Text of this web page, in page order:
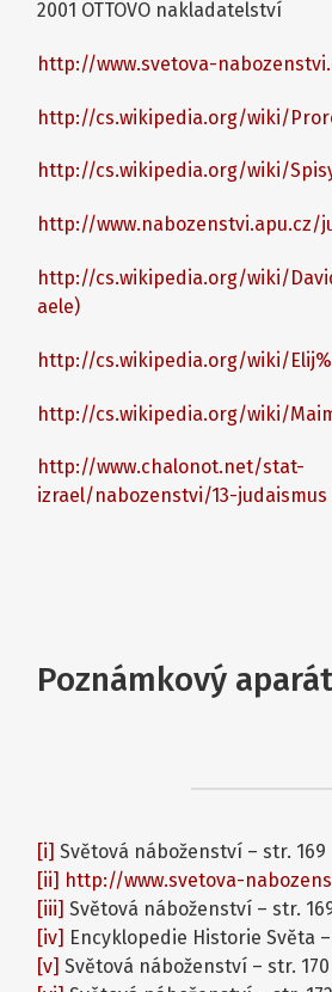
2001 OTTOVO nakladatelství
http://www.svetova-
http://cs.wikipedia.org/wiki/
http://cs.wikipedia.org/wiki/
http://www.nabozenstvi.apu.cz/
http://cs.wikipedia.org/wiki/
aele)
http://cs.wikipedia.org/wiki/
http://cs.wikipedia.org/wiki/
http://www.chalonot.net/stat-
izrael/nabozenstvi/13-judaismus
Poznámkový
[i] Světová náboženství – str. 169
[ii] http://www.svetova-
[iii] Světová náboženství – str.
[iv] Encyklopedie Historie Světa
[v] Světová náboženství – str. 170